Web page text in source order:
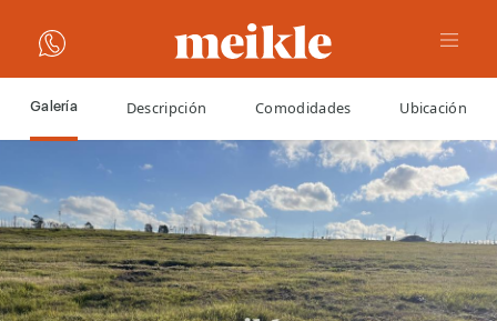
Galería Descripción Comodidades Ubicación
VOLVER